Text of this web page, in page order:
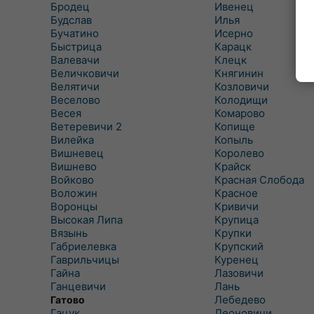
Бродец
Будслав
Бучатино
Быстрица
Валевачи
Величковичи
Велятичи
Веселово
Весея
Ветеревичи 2
Вилейка
Вишневец
Вишнево
Войково
Воложин
Воронцы
Высокая Липа
Вязынь
Габриелевка
Гаврильчицы
Гайна
Ганцевичи
Гатово
Ивенец
Илья
Исерно
Карацк
Клецк
Княгинин
Козловичи
Колодищи
Комарово
Копище
Копыль
Королево
Крайск
Красная Слобода
Красное
Кривичи
Крупица
Крупки
Крупский
Куренец
Лазовичи
Лань
Лебедево